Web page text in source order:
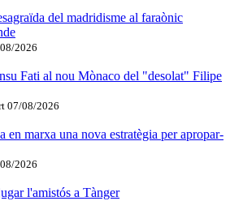
del madridisme al faraònic
2026
Fati al nou Mònaco del "desolat" Filipe
07/08/2026
en marxa una nova estratègia per apropar-
2026
l'amistós a Tànger